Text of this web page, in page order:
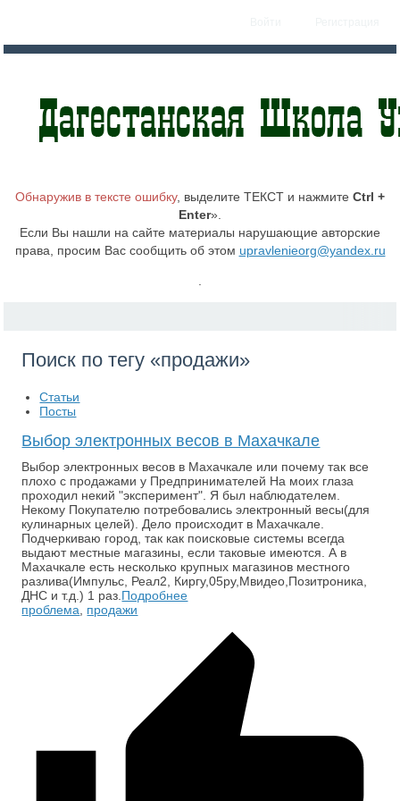
Обнаружив в тексте ошибку, выделите ТЕКСТ и нажмите Ctrl +
Enter».
Если Вы нашли на сайте материалы нарушающие авторские
права, просим Вас сообщить об этом upravlenieorg@yandex.ru
Поиск по тегу «продажи»
Статьи
Посты
Выбор электронных весов в Махачкале
Выбор электронных весов в Махачкале или почему так все
плохо с продажами у Предпринимателей На моих глаза
проходил некий "эксперимент". Я был наблюдателем.
Некому Покупателю потребовались электронный весы(для
кулинарных целей). Дело происходит в Махачкале.
Подчеркиваю город, так как поисковые системы всегда
выдают местные магазины, если таковые имеются. А в
Махачкале есть несколько крупных магазинов местного
разлива(Импульс, Реал2, Киргу,05ру,Мвидео,Позитроника,
ДНС и т.д.) 1 раз. Подробнее
проблема
продажи